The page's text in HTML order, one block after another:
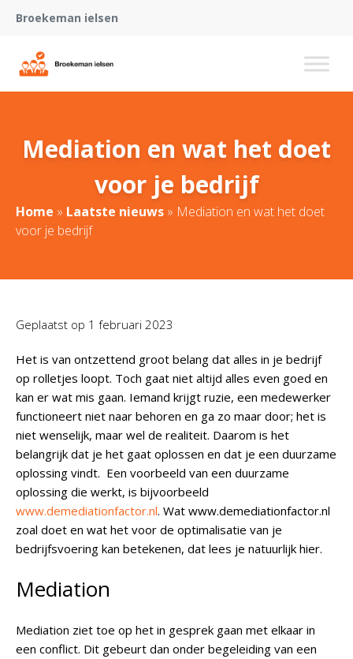
Broekeman ielsen
Mediation en wat het doet
voor je bedrijf
Home » Laatste nieuws » Mediation en wat het doet
voor je bedrijf
Geplaatst op 1 februari 2023
Het is van ontzettend groot belang dat alles in je bedrijf
op rolletjes loopt. Toch gaat niet altijd alles even goed en
kan er wat mis gaan. Iemand krijgt ruzie, een medewerker
functioneert niet naar behoren en ga zo maar door; het is
niet wenselijk, maar wel de realiteit. Daarom is het
belangrijk dat je het gaat oplossen en dat je een duurzame
oplossing vindt. Een voorbeeld van een duurzame
oplossing die werkt, is bijvoorbeeld
www.demediationfactor.nl. Wat www.demediationfactor.nl
zoal doet en wat het voor de optimalisatie van je
bedrijfsvoering kan betekenen, dat lees je natuurlijk hier.
Mediation
Mediation ziet toe op het in gesprek gaan met elkaar in
een conflict. Dit gebeurt dan onder begeleiding van een